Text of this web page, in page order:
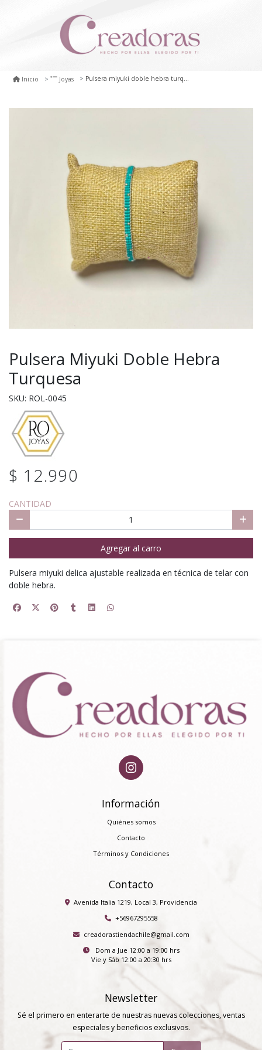
Inicio Joyas Pulsera miyuki doble hebra turquesa
Pulsera Miyuki Doble Hebra
Turquesa
SKU: ROL-0045
$ 12.990
CANTIDAD
Agregar al carro
Pulsera miyuki delica ajustable realizada en técnica de telar con
doble hebra.
Información
Quiénes somos
Contacto
Términos y Condiciones
Contacto
Avenida Italia 1219, Local 3, Providencia
+56967295558
creadorastiendachile@gmail.com
Dom a Jue 12:00 a 19:00 hrs
Vie y Sáb 12:00 a 20:30 hrs
Newsletter
Sé el primero en enterarte de nuestras nuevas colecciones, ventas
especiales y beneficios exclusivos.